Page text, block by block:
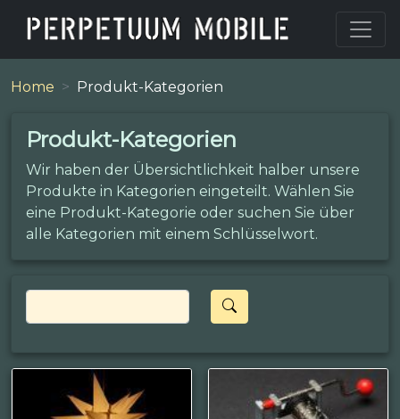
Home Produkt-Kategorien
Produkt-Kategorien
Wir haben der Übersichtlichkeit halber unsere
Produkte in Kategorien eingeteilt. Wählen Sie
eine Produkt-Kategorie oder suchen Sie über
alle Kategorien mit einem Schlüsselwort.